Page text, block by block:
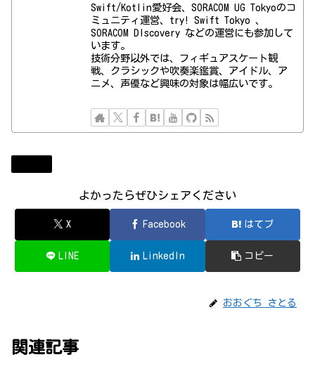
Swift/Kotlin愛好会、SORACOM UG Tokyoのコ
ミュニティ運営、try! Swift Tokyo 、
SORACOM DIscovery などの運営にも参加して
います。
技術分野以外では、フィギュアスケート観
戦、クラシックや吹奏楽鑑賞、アイドル、ア
ニメ、声優など興味の対象は幅広いです。
よかったらぜひシェアください
X Facebook はてブ
LINE LinkedIn コピー
おおぐち さとる
関連記事